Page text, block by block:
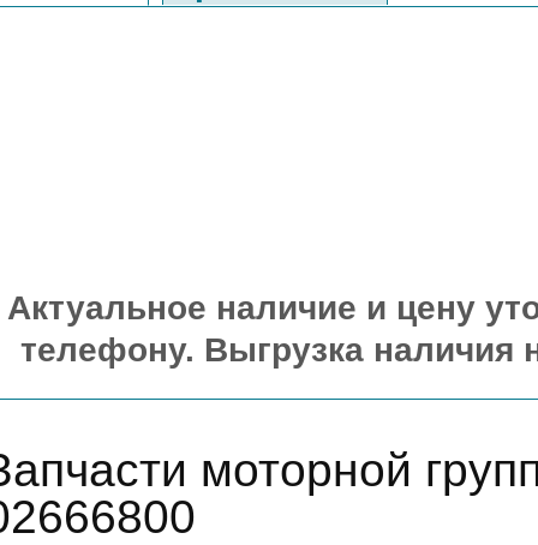
Актуальное наличие и цену
телефону. Выгрузка наличия
моторной